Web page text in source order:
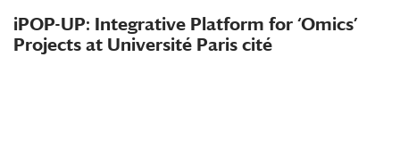
iPOP-UP: Integrative Platform for ‘Omics’
Projects at Université Paris cité